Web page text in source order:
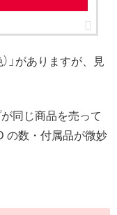
）」がありますが、見
が同じ商品を売って
の数・付属品が微妙